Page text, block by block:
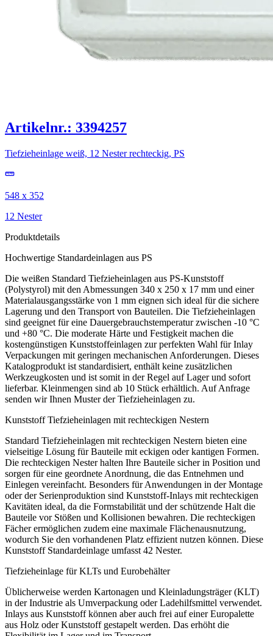
Artikelnr.: 3394257
Tiefzieheinlage weiß, 12 Nester rechteckig, PS
548 x 352
12 Nester
Produktdetails
Hochwertige Standardeinlagen aus PS
Die weißen Standard Tiefzieheinlagen aus PS-Kunststoff
(Polystyrol) mit den Abmessungen 340 x 250 x 17 mm und einer
Materialausgangsstärke von 1 mm eignen sich ideal für die sichere
Lagerung und den Transport von Bauteilen. Die Tiefzieheinlagen
sind geeignet für eine Dauergebrauchstemperatur zwischen -10 °C
und +80 °C. Die moderate Härte und Festigkeit machen die
kostengünstigen Kunststoffeinlagen zur perfekten Wahl für Inlay
Verpackungen mit geringen mechanischen Anforderungen. Dieses
Katalogprodukt ist standardisiert, enthält keine zusätzlichen
Werkzeugkosten und ist somit in der Regel auf Lager und sofort
lieferbar. Kleinmengen sind ab 10 Stück erhältlich. Auf Anfrage
senden wir Ihnen Muster der Tiefzieheinlagen zu.
Kunststoff Tiefzieheinlagen mit rechteckigen Nestern
Standard Tiefzieheinlagen mit rechteckigen Nestern bieten eine
vielseitige Lösung für Bauteile mit eckigen oder kantigen Formen.
Die rechteckigen Nester halten Ihre Bauteile sicher in Position und
sorgen für eine geordnete Anordnung, die das Entnehmen und
Einlegen vereinfacht. Besonders für Anwendungen in der Montage
oder der Serienproduktion sind Kunststoff-Inlays mit rechteckigen
Kavitäten ideal, da die Formstabilität und der schützende Halt die
Bauteile vor Stößen und Kollisionen bewahren. Die rechteckigen
Fächer ermöglichen zudem eine maximale Flächenausnutzung,
wodurch Sie den vorhandenen Platz effizient nutzen können. Diese
Kunststoff Standardeinlage umfasst 42 Nester.
Tiefzieheinlage für KLTs und Eurobehälter
Üblicherweise werden Kartonagen und Kleinladungsträger (KLT)
in der Industrie als Umverpackung oder Ladehilfsmittel verwendet.
Inlays aus Kunststoff können aber auch frei auf einer Europalette
aus Holz oder Kunststoff gestapelt werden. Das erhöht die